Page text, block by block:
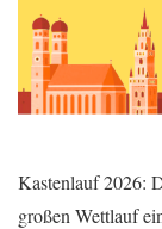
Kastenlauf 2026:
großen Wettlauf